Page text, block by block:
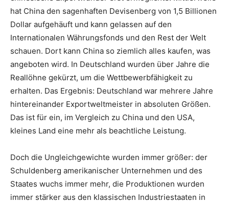
hat China den sagenhaften Devisenberg von 1,5 Billionen
Dollar aufgehäuft und kann gelassen auf den
Internationalen Währungsfonds und den Rest der Welt
schauen. Dort kann China so ziemlich alles kaufen, was
angeboten wird. In Deutschland wurden über Jahre die
Reallöhne gekürzt, um die Wettbewerbfähigkeit zu
erhalten. Das Ergebnis: Deutschland war mehrere Jahre
hintereinander Exportweltmeister in absoluten Größen.
Das ist für ein, im Vergleich zu China und den USA,
kleines Land eine mehr als beachtliche Leistung.
Doch die Ungleichgewichte wurden immer größer: der
Schuldenberg amerikanischer Unternehmen und des
Staates wuchs immer mehr, die Produktionen wurden
immer stärker aus den klassischen Industriestaaten in